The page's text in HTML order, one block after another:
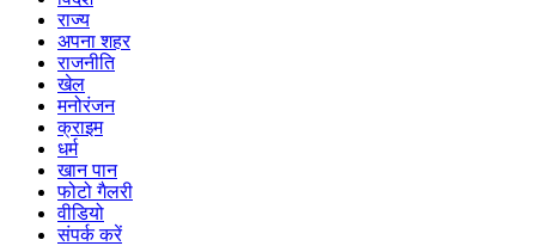
राज्य
अपना शहर
राजनीति
खेल
मनोरंजन
क्राइम
धर्म
खान पान
फोटो गैलरी
वीडियो
संपर्क करें